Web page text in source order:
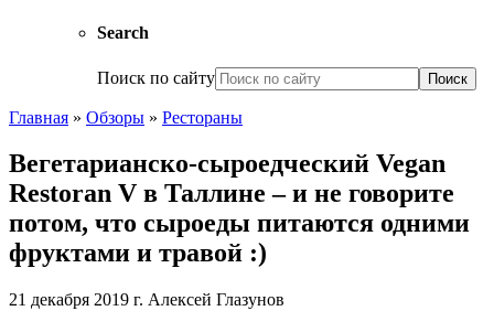
Search
Поиск по сайту
Главная » Обзоры » Рестораны
Вегетарианско-сыроедческий Vegan
Restoran V в Таллине – и не говорите
потом, что сыроеды питаются одними
фруктами и травой :)
21 декабря 2019 г. Алексей Глазунов